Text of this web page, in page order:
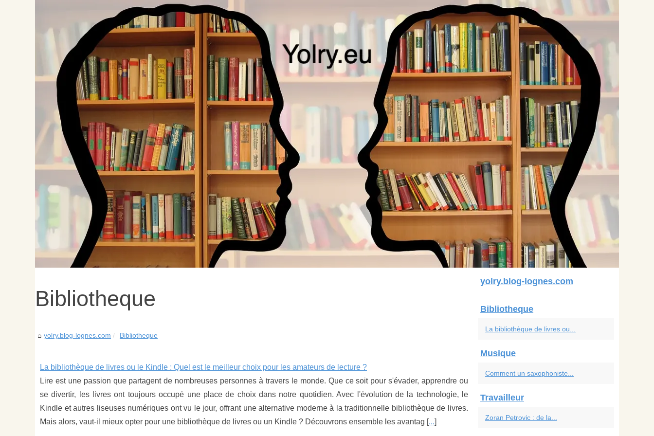
Bibliotheque
yolry.blog-lognes.com Bibliotheque
La bibliothèque de livres ou le Kindle : Quel est le meilleur choix pour les amateurs de lecture ?
Lire est une passion que partagent de nombreuses personnes à travers le monde. Que ce soit pour s'évader, apprendre ou
se divertir, les livres ont toujours occupé une place de choix dans notre quotidien. Avec l'évolution de la technologie, le
Kindle et autres liseuses numériques ont vu le jour, offrant une alternative moderne à la traditionnelle bibliothèque de livres.
Mais alors, vaut-il mieux opter pour une bibliothèque de livres ou un Kindle ? Découvrons ensemble les avantag [...]
yolry.blog-lognes.com
Bibliotheque
La bibliothèque de livres ou...
Musique
Comment un saxophoniste...
Travailleur
Zoran Petrovic : de la...